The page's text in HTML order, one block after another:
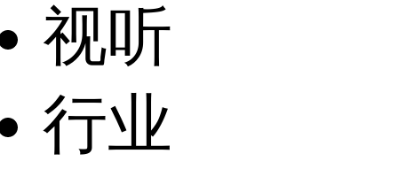
视听
行业